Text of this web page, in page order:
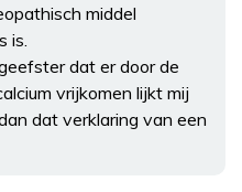
middel
is.
dat er door de
vrijkomen lijkt mij
dat verklaring van een